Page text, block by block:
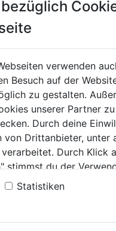
verwenden
Besuch auf der
zu gestalten.
unserer Partner
Durch deine
von Drittanbieter, unter
Durch Klick
stimmst du der
anzeigen"
Cookies, du
welche Cookies du
Statistiken